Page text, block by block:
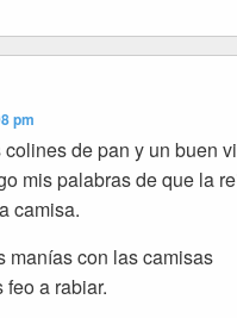
pm
de pan y un buen
mis palabras de que la
camisa.
manías con las camisas
a rabiar.